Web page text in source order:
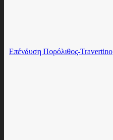
Επένδυση Πορόλιθος-Travertino